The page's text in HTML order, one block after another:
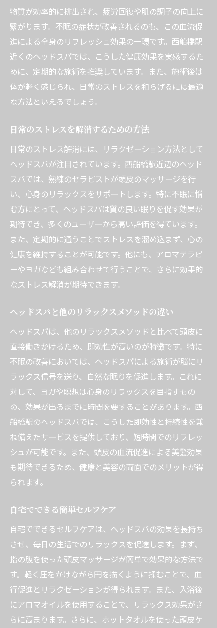
物質が効率的に排出され、疲労回復や肌の調子の向上に
繋がります。不眠の症状が改善されるのも、この血流促
進による全身のリフレッシュ効果の一環です。西船橋駅
近くのヘッドスパでは、こうした健康効果を実感するた
めに、定期的な施術を推奨しています。また、施術後は
体が軽く感じられ、日常のストレスを和らげるには最適
な方法といえるでしょう。
日常のストレスを解消するための方法
日常のストレス解消には、リラクゼーション方法として
ヘッドスパが注目されています。西船橋駅近辺のヘッド
スパでは、熟練のセラピストが頭皮のマッサージを行
い、心身のリラックスをサポートします。特に不眠に悩
む方にとって、ヘッドスパは質の良い眠りを促す効果が
期待でき、多くのユーザーから高い評価を得ています。
また、定期的に通うことでストレスを溜め込まず、心の
健康を維持することが可能です。他にも、アロマテラピ
ーやヨガなども組み合わせて行うことで、さらに効果的
なストレス解消が期待できます。
ヘッドスパと他のリラックスメソッドの違い
ヘッドスパは、他のリラックスメソッドと比べて頭皮に
直接働きかけるため、即効性が高いのが特徴です。特に
不眠の改善においては、ヘッドスパによる施術が脳にリ
ラックス信号を送り、自然な眠りを促進します。これに
対して、ヨガや瞑想は心身のリラックスを目指すもの
の、効果が出るまでに時間を要することがあります。西
船橋駅のヘッドスパでは、こうした即効性と持続性を兼
ね備えたサービスを提供しており、短時間でのリフレッ
シュが可能です。また、頭皮の血流促進による美髪効果
も期待できるため、健康と美容の両面でのメリットが得
られます。
自宅でできる簡単セルフケア
自宅でできるセルフケアは、ヘッドスパの効果を長持ち
させ、毎日の生活でのリラックスを促進します。まず、
指の腹を使った頭皮マッサージが簡単で効果的な方法で
す。軽く圧をかけながら円を描くように揉むことで、血
行促進とリラクゼーションが得られます。また、入浴後
にアロマオイルを使用することで、リラックス効果がさ
らに高まります。さらに、ホットタオルを使った頭皮ケ